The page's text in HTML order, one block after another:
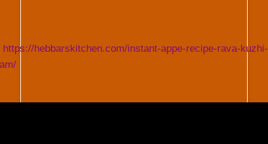
https://hebbarskitchen.com/instant-appe-recipe-rava-kuzhi-